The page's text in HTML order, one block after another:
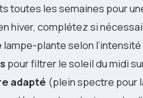
toutes les semaines pour
hiver, complétez si
lampe-plante selon
pour filtrer le soleil du midi
adapté (plein spectre pour